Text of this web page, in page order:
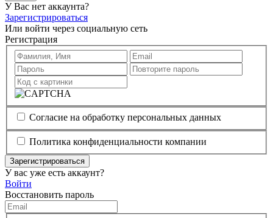
У Вас нет аккаунта?
Зарегистрироваться
Или войти через социальную сеть
Регистрация
Согласие на обработку персональных данных
Политика конфиденциальности компании
Зарегистрироваться
У вас уже есть аккаунт?
Войти
Восстановить пароль